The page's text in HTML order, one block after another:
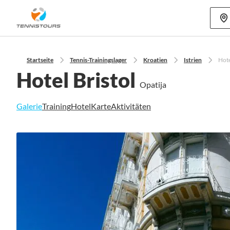
Mehr als
Startseite Tennis-Trainingslager Kroatien Istrien
Hotel Bristol Opatija
GalerieTrainingHotelKarteAktivitäten